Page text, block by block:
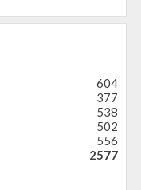
604
377
538
502
556
2577